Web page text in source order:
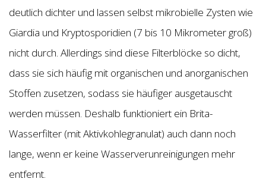
deutlich dichter und lassen selbst mikrobielle Zysten wie
Giardia und Kryptosporidien (7 bis 10 Mikrometer groß)
nicht durch. Allerdings sind diese Filterblöcke so dicht,
dass sie sich häufig mit organischen und anorganischen
Stoffen zusetzen, sodass sie häufiger ausgetauscht
werden müssen. Deshalb funktioniert ein Brita-
Wasserfilter (mit Aktivkohlegranulat) auch dann noch
lange, wenn er keine Wasserverunreinigungen mehr
entfernt.